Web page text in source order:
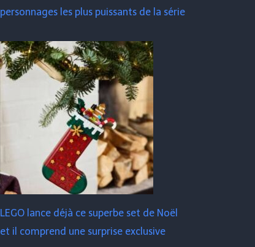
personnages les plus puissants de la série
LEGO lance déjà ce superbe set de Noël
et il comprend une surprise exclusive